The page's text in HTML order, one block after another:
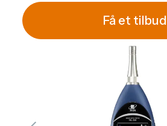
Få et tilbud